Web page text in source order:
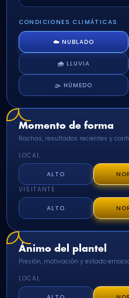
CONDICIONES CLIMÁTICAS
☁️ NUBLADO
🌧️ LLUVIA
🌫️ HÚMEDO
Momento de forma
Rachas, resultados recientes y
LOCAL
ALTO
VISITANTE
ALTO
Ánimo del plantel
Presión, motivación y estado
LOCAL